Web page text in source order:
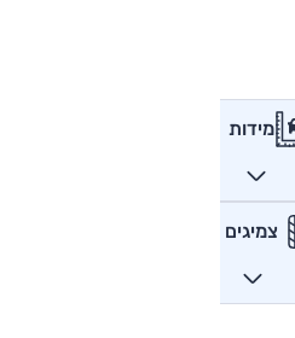
מידות
צמיגים